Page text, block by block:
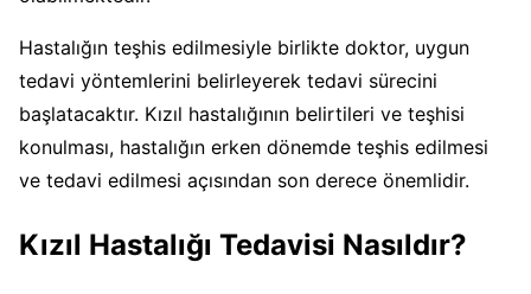
Hastalığın teşhis edilmesiyle birlikte doktor, uygun
tedavi yöntemlerini belirleyerek tedavi sürecini
başlatacaktır. Kızıl hastalığının belirtileri ve teşhisi
konulması, hastalığın erken dönemde teşhis edilmesi
ve tedavi edilmesi açısından son derece önemlidir.
Kızıl Hastalığı Tedavisi Nasıldır?